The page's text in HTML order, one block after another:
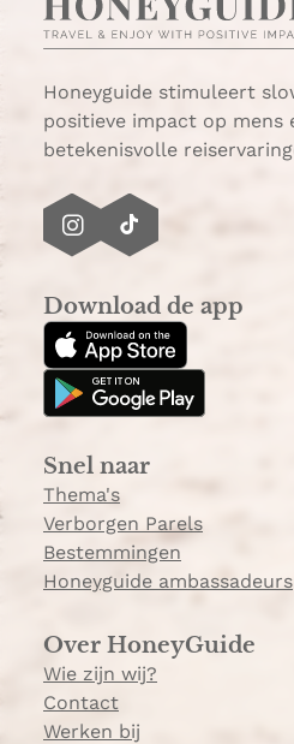
Honeyguide stimuleert
positieve impact op mens
betekenisvolle
I
t
a
g
m
T
T
o
k
Download de app
Snel naar
Thema's
Verborgen Parels
Bestemmingen
Honeyguide ambassadeurs
Over HoneyGuide
Wie zijn wij?
Contact
Werken bij